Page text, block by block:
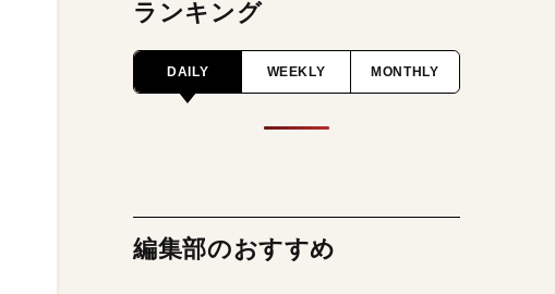
ランキング
DAILY WEEKLY MONTHLY
編集部のおすすめ